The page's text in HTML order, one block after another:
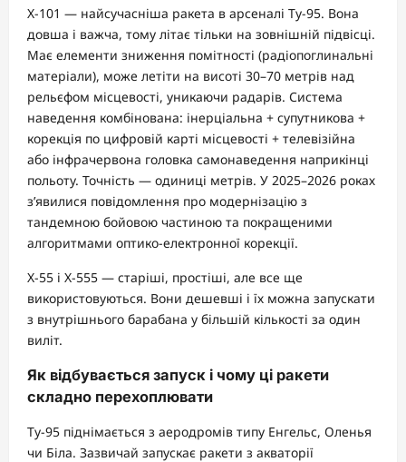
Х-101 — найсучасніша ракета в арсеналі Ту-95. Вона
довша і важча, тому літає тільки на зовнішній підвісці.
Має елементи зниження помітності (радіопоглинальні
матеріали), може летіти на висоті 30–70 метрів над
рельєфом місцевості, уникаючи радарів. Система
наведення комбінована: інерціальна + супутникова +
корекція по цифровій карті місцевості + телевізійна
або інфрачервона головка самонаведення наприкінці
польоту. Точність — одиниці метрів. У 2025–2026 роках
з’явилися повідомлення про модернізацію з
тандемною бойовою частиною та покращеними
алгоритмами оптико-електронної корекції.
Х-55 і Х-555 — старіші, простіші, але все ще
використовуються. Вони дешевші і їх можна запускати
з внутрішнього барабана у більшій кількості за один
виліт.
Як відбувається запуск і чому ці ракети
складно перехоплювати
Ту-95 піднімається з аеродромів типу Енгельс, Оленья
чи Біла. Зазвичай запускає ракети з акваторії